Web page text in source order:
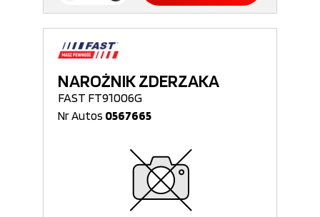
NAROŻNIK ZDERZAKA
FAST FT91006G
Nr Autos 0567665